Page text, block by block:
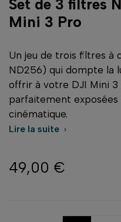
Set de 3 filtres
Mini 3 Pro
Un jeu de trois filtres à
ND256) qui dompte la
offrir à votre DJI Mini 3
parfaitement
cinématique.
Lire la suite 
49,00 €